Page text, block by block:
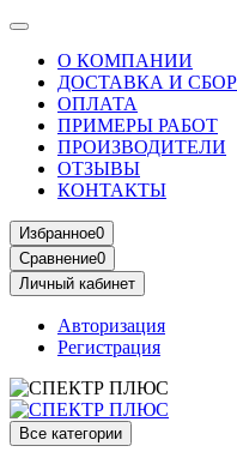
О КОМПАНИИ
ДОСТАВКА И
ОПЛАТА
ПРИМЕРЫ РАБОТ
ПРОИЗВОДИТЕЛИ
ОТЗЫВЫ
КОНТАКТЫ
Избранное0
Сравнение0
Личный кабинет
Авторизация
Регистрация
Все категории